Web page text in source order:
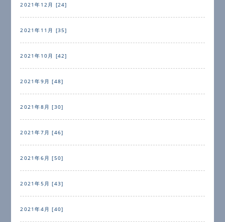
2021年12月 [24]
2021年11月 [35]
2021年10月 [42]
2021年9月 [48]
2021年8月 [30]
2021年7月 [46]
2021年6月 [50]
2021年5月 [43]
2021年4月 [40]